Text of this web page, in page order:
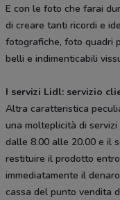
E con le foto che farai
di creare tanti ricordi e
fotografiche, foto quadri
belli e indimenticabili
I servizi Lidl: servizio
Altra caratteristica
una molteplicità di
dalle 8.00 alle 20.00 e il
restituire il prodotto
immediatamente il
cassa del punto vendita